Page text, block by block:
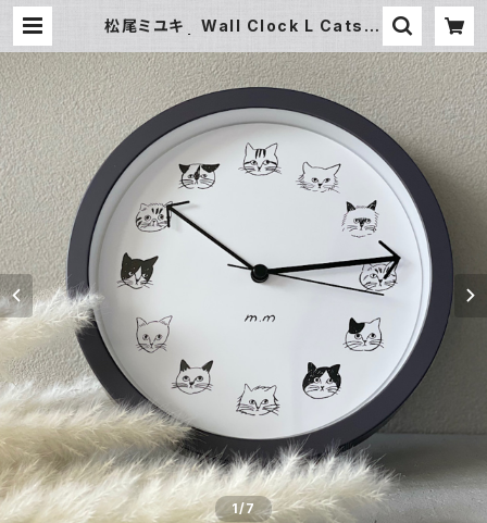
松尾ミユキ Wall Clock L Cats C
oo
1/7